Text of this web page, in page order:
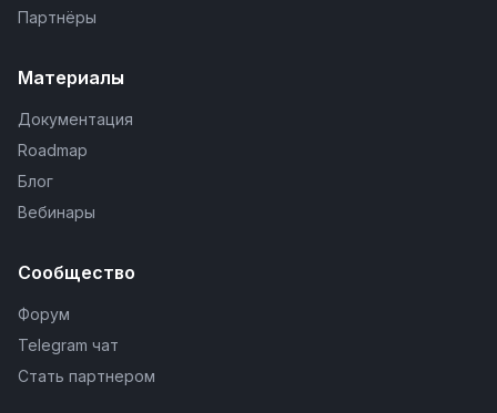
Партнёры
Материалы
Документация
Roadmap
Блог
Вебинары
Сообщество
Форум
Telegram чат
Стать партнером